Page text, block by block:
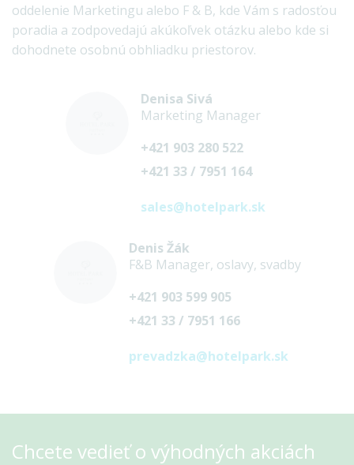
oddelenie Marketingu alebo F & B, kde Vám s radosťou
poradia a zodpovedajú akúkoľvek otázku alebo kde si
dohodnete osobnú obhliadku priestorov.
Denisa Sivá
Marketing Manager
+421 903 280 522
+421 33 / 7951 164
sales@hotelpark.sk
Denis Žák
F&B Manager, oslavy, svadby
+421 903 599 905
+421 33 / 7951 166
prevadzka@hotelpark.sk
Chcete vedieť o výhodných akciách